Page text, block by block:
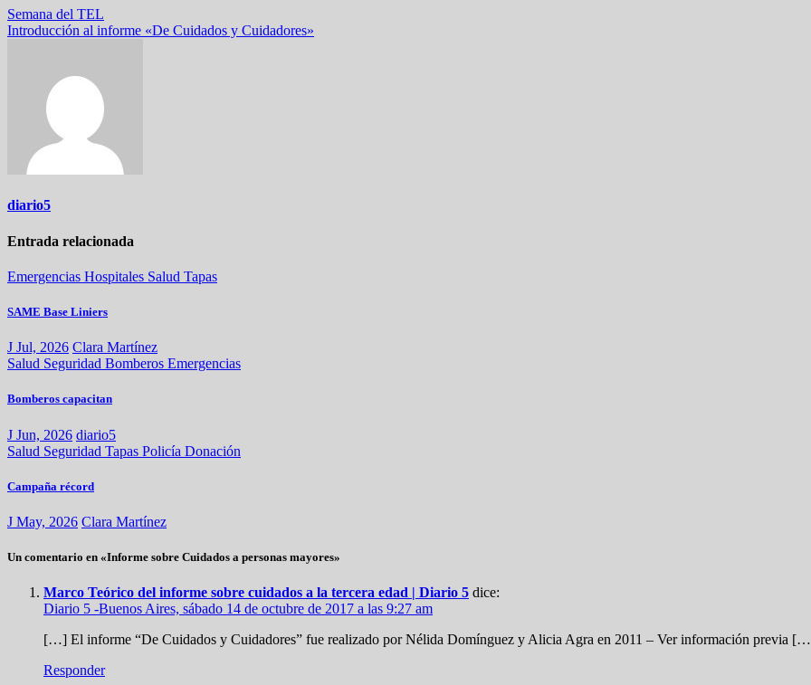
Semana del TEL
Introducción al informe «De Cuidados y Cuidadores»
diario5
Entrada relacionada
Emergencias Hospitales Salud Tapas
SAME Base Liniers
J Jul, 2026 Clara Martínez
Salud Seguridad Bomberos Emergencias
Bomberos capacitan
J Jun, 2026 diario5
Salud Seguridad Tapas Policía Donación
Campaña récord
J May, 2026 Clara Martínez
Un comentario en «Informe sobre Cuidados a personas mayores»
Marco Teórico del informe sobre cuidados a la tercera edad | Diario 5 dice:
Diario 5 -Buenos Aires, sábado 14 de octubre de 2017 a las 9:27 am
[…] El informe “De Cuidados y Cuidadores” fue realizado por Nélida Domínguez y Alicia Agra en 2011 – Ver información previa
Responder